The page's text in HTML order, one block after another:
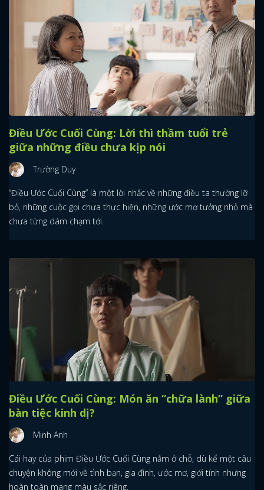
Điều Ước Cuối Cùng: Lời thì thầm tuổi trẻ
giữa những điều chưa kịp nói
Trường Duy
“Điều Ước Cuối Cùng” là một lời nhắc về những điều ta thường lỡ
bỏ, những cuộc gọi chưa thực hiện, những ước mơ tưởng nhỏ mà
chưa từng dám chạm tới.
Điều Ước Cuối Cùng: Món ăn “chữa lành” giữa
bàn tiệc kinh dị?
Minh Anh
Cái hay của phim Điều Ước Cuối Cùng nằm ở chỗ, dù kể một câu
chuyện không mới về tình bạn, gia đình, ước mơ, giới tính nhưng
hoàn toàn mang màu sắc riêng.